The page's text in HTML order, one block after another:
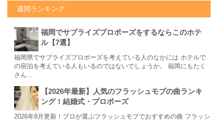
週間ランキング
福岡でサプライズプロポーズをするならこのホテ
ル【7選】
福岡県でサプライズプロポーズを考えている人のなかには ホテルで
の宿泊を考えている人もいるのではないでしょうか。 福岡にもたく
さん...
【2026年最新】人気のフラッシュモブの曲ランキ
ング！結婚式・プロポーズ
2026年8月更新！プロが選ぶフラッシュモブでおすすめの曲 フラッシ